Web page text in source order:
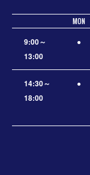
MON
9:00～
13:00
●
14:30～
18:00
●